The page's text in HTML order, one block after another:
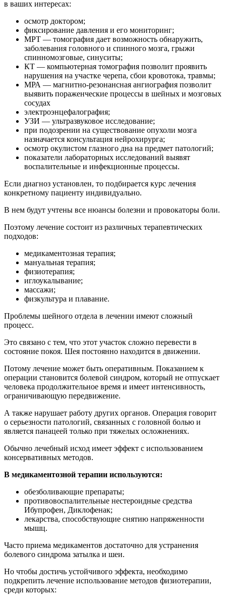
в ваших интересах:
осмотр доктором;
фиксирование давления и его мониторинг;
МРТ — томография дает возможность обнаружить,
заболевания головного и спинного мозга, грыжи
спинномозговые, синуситы;
КТ — компьютерная томография позволит проявить
нарушения на участке черепа, сбои кровотока, травмы;
МРА — магнитно-резонансная ангиография позволит
выявить пораженческие процессы в шейных и мозговых
сосудах
электроэнцефалография;
УЗИ — ультразвуковое исследование;
при подозрении на существование опухоли мозга
назначается консультация нейрохирурга;
осмотр окулистом глазного дна на предмет патологий;
показатели лабораторных исследований выявят
воспалительные и инфекционные процессы.
Если диагноз установлен, то подбирается курс лечения
конкретному пациенту индивидуально.
В нем будут учтены все нюансы болезни и провокаторы боли.
Поэтому лечение состоит из различных терапевтических
подходов:
медикаментозная терапия;
мануальная терапия;
физиотерапия;
иглоукалывание;
массажи;
физкультура и плавание.
Проблемы шейного отдела в лечении имеют сложный
процесс.
Это связано с тем, что этот участок сложно перевести в
состояние покоя. Шея постоянно находится в движении.
Потому лечение может быть оперативным. Показанием к
операции становится болевой синдром, который не отпускает
человека продолжительное время и имеет интенсивность,
ограничивающую передвижение.
А также нарушает работу других органов. Операция говорит
о серьезности патологий, связанных с головной болью и
является панацеей только при тяжелых осложнениях.
Обычно лечебный исход имеет эффект с использованием
консервативных методов.
В медикаментозной терапии используются:
обезболивающие препараты;
противовоспалительные нестероидные средства
Ибупрофен, Диклофенак;
лекарства, способствующие снятию напряженности
мышц.
Часто приема медикаментов достаточно для устранения
болевого синдрома затылка и шеи.
Но чтобы достичь устойчивого эффекта, необходимо
подкрепить лечение использование методов физиотерапии,
среди которых: